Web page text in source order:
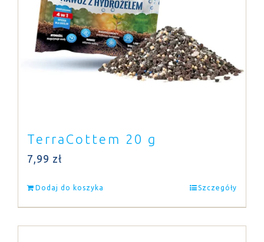
TerraCottem 20 g
7,99 zł
Dodaj do koszyka Szczegóły